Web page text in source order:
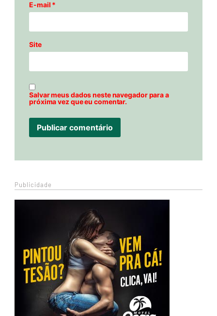
E-mail *
Site
Salvar meus dados neste navegador para a
próxima vez que eu comentar.
Publicidade